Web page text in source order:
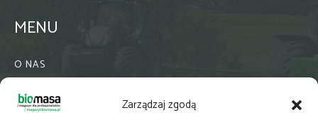
Zarządzaj zgodą
MENU
O NAS
WSPÓŁPRACA